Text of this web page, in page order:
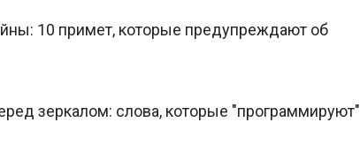
10 примет, которые предупреждают об
зеркалом: слова, которые "программируют"